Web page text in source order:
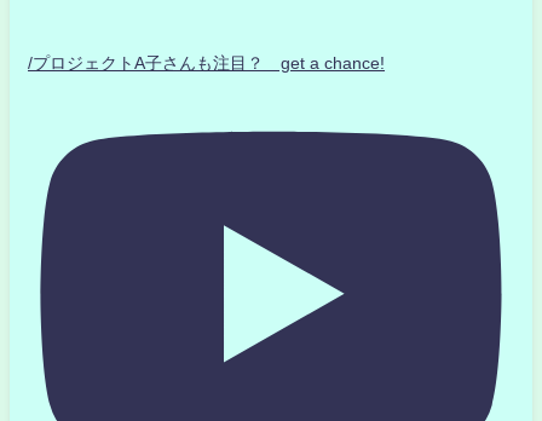
/プロジェクトA子さんも注目？ get a chance!